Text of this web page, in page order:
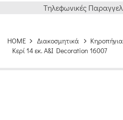
Τηλεφωνικές
HOME Διακοσμητικά
Κερί 14 εκ. A&I Decoration 16007